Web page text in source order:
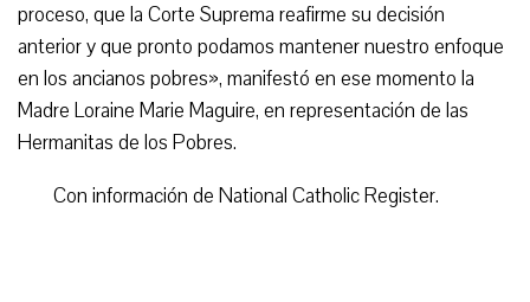
proceso, que la Corte Suprema reafirme su decisión
anterior y que pronto podamos mantener nuestro enfoque
en los ancianos pobres», manifestó en ese momento la
Madre Loraine Marie Maguire, en representación de las
Hermanitas de los Pobres.
Con información de National Catholic Register.